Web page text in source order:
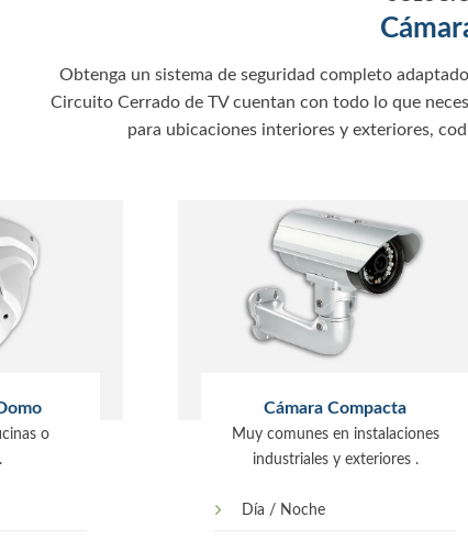
Obtenga un sistema de seguridad completo
Circuito Cerrado de TV cuentan con todo lo que
para ubicaciones interiores y exteriores,
o
Cámara Compacta
Muy comunes en instalaciones
industriales y exteriores .
Día / Noche